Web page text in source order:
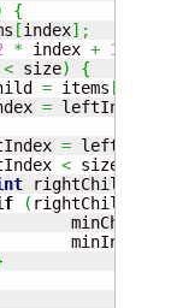
{
[index] ;
* index + 1
< size)
{
= items
= leftIndex
=
< size
rightChild
( rightChild
					minChild
					minIndex